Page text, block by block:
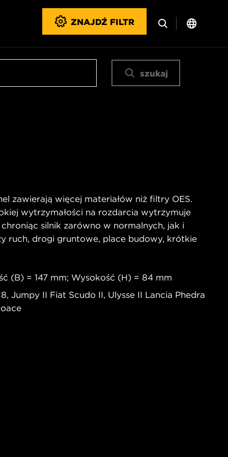
ZNAJDŹ FILTR
szukaj
zawierają więcej materiałów niż filtry OES.
wytrzymałości na rozdarcia wytrzymuje
silnik zarówno w normalnych, jak i
ruch, drogi gruntowe, place budowy, krótkie
(B) = 147 mm; Wysokość (H) = 84 mm
Jumpy II Fiat Scudo II, Ulysse II Lancia Phedra